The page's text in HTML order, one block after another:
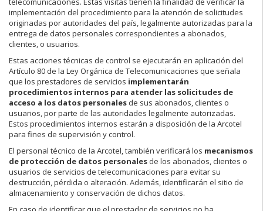
implementación del procedimiento para la atención de solicitudes
originadas por autoridades del país, legalmente autorizadas para la
entrega de datos personales correspondientes a abonados,
clientes, o usuarios.
Estas acciones técnicas de control se ejecutarán en aplicación del
Artículo 80 de la Ley Orgánica de Telecomunicaciones que señala
que los prestadores de servicios implementarán
procedimientos internos para atender las solicitudes de
acceso a los datos personales de sus abonados, clientes o
usuarios, por parte de las autoridades legalmente autorizadas.
Estos procedimientos internos estarán a disposición de la Arcotel
para fines de supervisión y control.
El personal técnico de la Arcotel, también verificará los mecanismos
de protección de datos personales de los abonados, clientes o
usuarios de servicios de telecomunicaciones para evitar su
destrucción, pérdida o alteración. Además, identificarán el sitio de
almacenamiento y conservación de dichos datos.